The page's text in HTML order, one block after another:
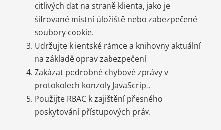
citlivých dat na straně klienta, jako je
šifrované místní úložiště nebo zabezpečené
soubory cookie.
Udržujte klientské rámce a knihovny aktuální
na základě oprav zabezpečení.
Zakázat podrobné chybové zprávy v
protokolech konzoly JavaScript.
Použijte RBAC k zajištění přesného
poskytování přístupových práv.